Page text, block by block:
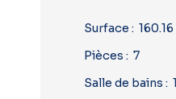
Surface : 160.16
Pièces : 7
Salle de bains : 1